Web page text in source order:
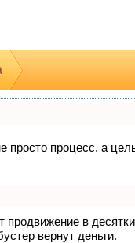
просто процесс, а
продвижение в
вернут деньги.